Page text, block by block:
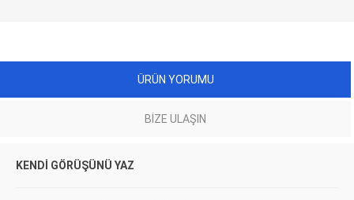
ÜRÜN YORUMU
BIZE ULAŞIN
KENDI GÖRÜŞÜNÜ YAZ